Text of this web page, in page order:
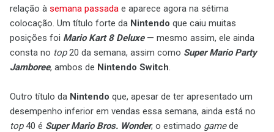
relação à semana passada e aparece agora na sétima
colocação. Um título forte da Nintendo que caiu muitas
posições foi Mario Kart 8 Deluxe— mesmo assim, ele ainda
consta no top20 da semana, assim como Super Mario Party
Jamboree, ambos de Nintendo Switch.
Outro título da Nintendo que, apesar de ter apresentado um
desempenho inferior em vendas essa semana, ainda está no
top40 é Super Mario Bros. Wonder; o estimado gamede